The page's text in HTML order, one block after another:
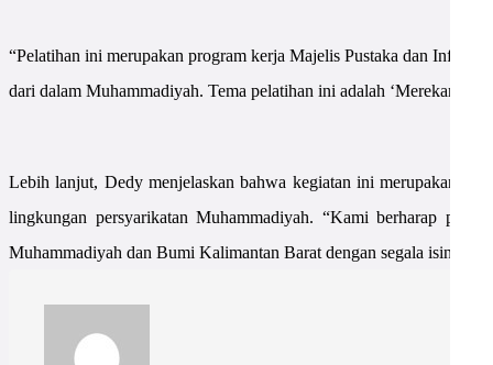
“Pelatihan ini merupakan program kerja Majelis Pustaka dan
dari dalam Muhammadiyah. Tema pelatihan ini adalah ‘Merekam
Lebih lanjut, Dedy menjelaskan bahwa kegiatan ini merupakan
lingkungan persyarikatan Muhammadiyah. “Kami berharap
Muhammadiyah dan Bumi Kalimantan Barat dengan segala isinya,”